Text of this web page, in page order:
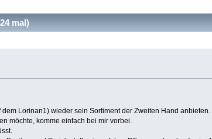
mal)
Lorinan1) wieder sein Sortiment der Zweiten Hand anbieten.
möchte, komme einfach bei mir vorbei.